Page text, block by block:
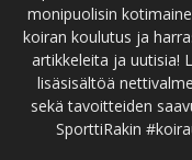
monipuolisin
koiran koulutus ja
artikkeleita ja uutisia!
lisäsisältöä
sekä tavoitteiden
SporttiRakin